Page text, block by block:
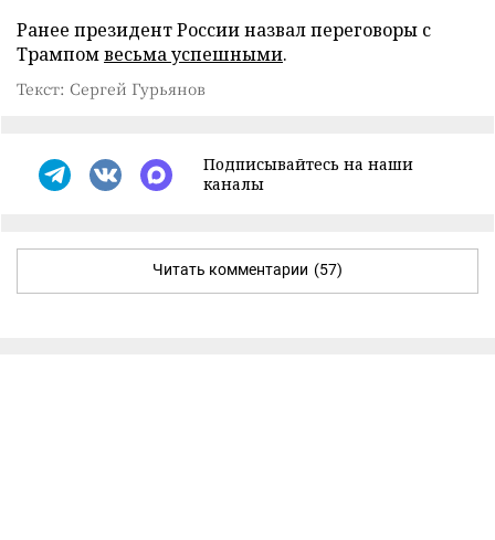
Ранее президент России назвал переговоры с
Трампомвесьма успешными.
Текст: Сергей Гурьянов
Подписывайтесь на наши
каналы
Читать комментарии (57)